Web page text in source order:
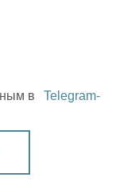
в
Telegram-